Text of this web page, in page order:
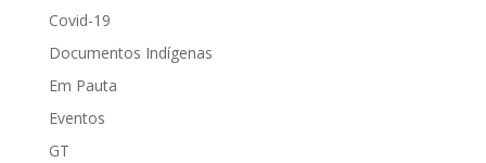
Covid-19
Documentos Indígenas
Em Pauta
Eventos
GT